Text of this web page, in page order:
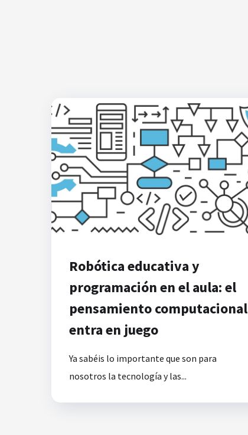
Robótica educativa y
programación en el aula: el
pensamiento computacional
entra en juego
Ya sabéis lo importante que son para
nosotros la tecnología y las...